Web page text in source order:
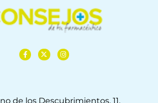
de los Descubrimientos, 11,